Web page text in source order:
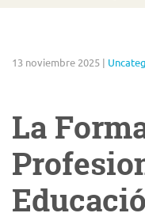
13 noviembre 2025 |
La